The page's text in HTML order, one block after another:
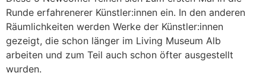
Runde erfahrenerer Künstler:innen ein. In den anderen
Räumlichkeiten werden Werke der Künstler:innen
gezeigt, die schon länger im Living Museum Alb
arbeiten und zum Teil auch schon öfter ausgestellt
wurden.